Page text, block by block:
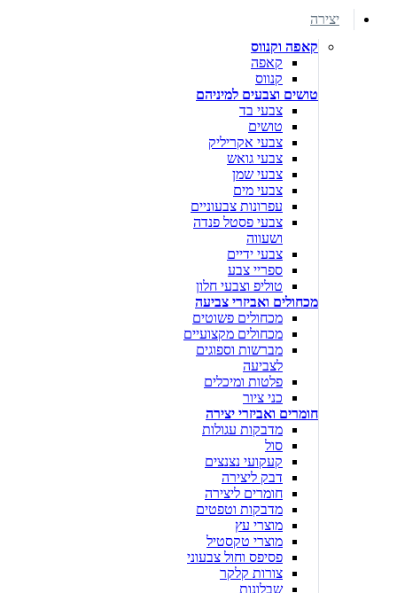
יצירה
קאפה וקנווס
קאפה
קנווס
טושים וצבעים למיניהם
צבעי בד
טושים
צבעי אקריליק
צבעי גואש
צבעי שמן
צבעי מים
עפרונות צבעוניים
צבעי פסטל פנדה
ושעווה
צבעי ידיים
ספריי צבע
טוליפ וצבעי חלון
מכחולים ואביזרי צביעה
מכחולים פשוטים
מכחולים מקצועיים
מברשות וספוגים
לצביעה
פלטות ומיכלים
כני ציור
חומרים ואביזרי יצירה
מדבקות עגולות
סול
קעקועי נצנצים
דבק ליצירה
חומרים ליצירה
מדבקות וטפטים
מוצרי עץ
מוצרי טקסטיל
פסיפס וחול צבעוני
צורות קלקר
שבלונות